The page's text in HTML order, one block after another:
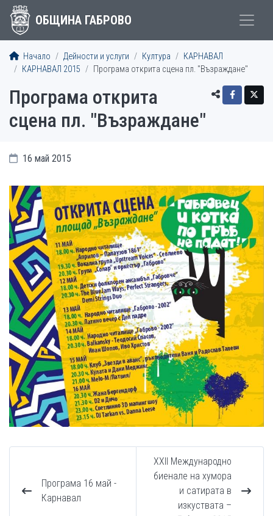
ОБЩИНА ГАБРОВО
Начало Дейности и услуги Култура
КАРНАВАЛ
КАРНАВАЛ 2015
Програма открита сцена пл. "Възраждане"
Програма открита
сцена пл. "Възраждане"
16 май 2015
Програма 16 май -
Карнавал
XXII Международно
биенале на хумора
и сатирата в
изкуствата –